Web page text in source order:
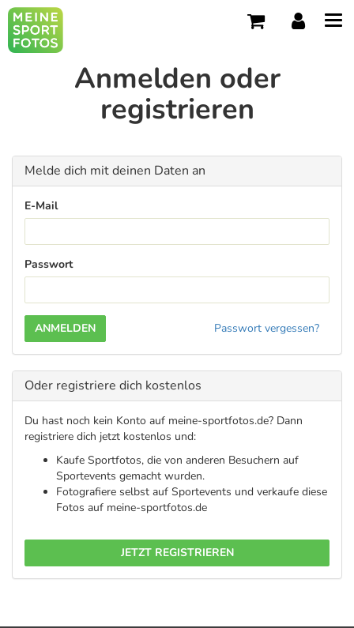
Anmelden oder
registrieren
Melde dich mit deinen Daten an
E-Mail
Passwort
Passwort vergessen?
Oder registriere dich kostenlos
Du hast noch kein Konto auf meine-sportfotos.de? Dann
registriere dich jetzt kostenlos und:
Kaufe Sportfotos, die von anderen Besuchern auf
Sportevents gemacht wurden.
Fotografiere selbst auf Sportevents und verkaufe diese
Fotos auf meine-sportfotos.de
JETZT REGISTRIEREN